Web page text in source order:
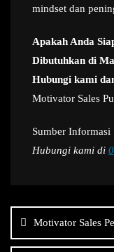
mindset dan
Apakah Anda
Dibutuhkan di
Hubungi kami
Motivator Sales
Sumber Informasi
Hubungi kami di
posMotivator Sales